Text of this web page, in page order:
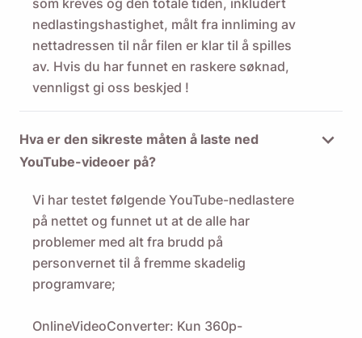
nedlastingshastighet, målt fra innliming av
nettadressen til når filen er klar til å spilles
av. Hvis du har funnet en raskere søknad,
vennligst gi oss beskjed !
Hva er den sikreste måten å laste ned
YouTube-videoer på?
Vi har testet følgende YouTube-nedlastere
på nettet og funnet ut at de alle har
problemer med alt fra brudd på
personvernet til å fremme skadelig
programvare;
OnlineVideoConverter: Kun 360p-